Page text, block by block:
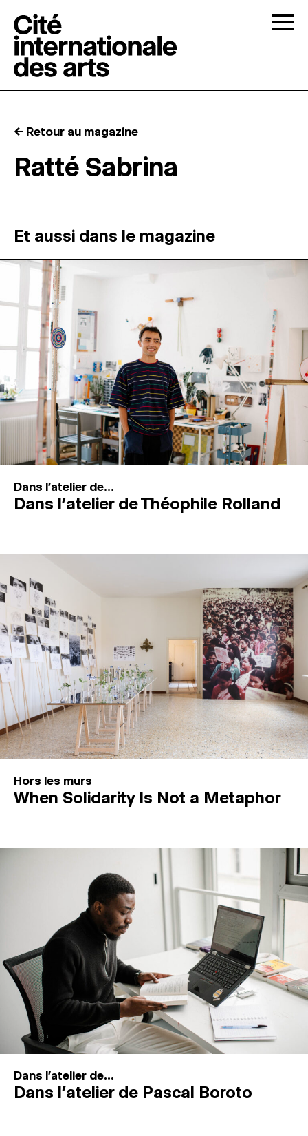
RÉSIDENCES ↓
ATELIERS OUVERTS
PROGRAMMATION
MAGAZINE
ESPACES DE PRATIQUE ARTISTIQUE ↓
Recherche
Connexion
← Retour au magazine
Ratté Sabrina
Et aussi dans le magazine
Dans l'atelier de...
Dans l’atelier de Théophile Rolland
Hors les murs
When Solidarity Is Not a Metaphor
Dans l'atelier de...
Dans l’atelier de Pascal Boroto